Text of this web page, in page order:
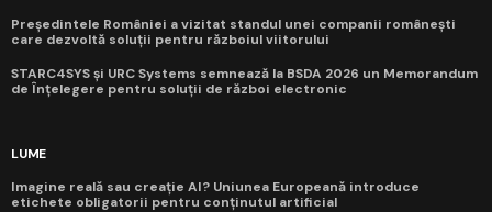
Președintele României a vizitat standul unei companii românești
care dezvoltă soluții pentru războiul viitorului
STARC4SYS și URC Systems semnează la BSDA 2026 un Memorandum
de Înțelegere pentru soluții de război electronic
LUME
Imagine reală sau creație AI? Uniunea Europeană introduce
etichete obligatorii pentru conținutul artificial